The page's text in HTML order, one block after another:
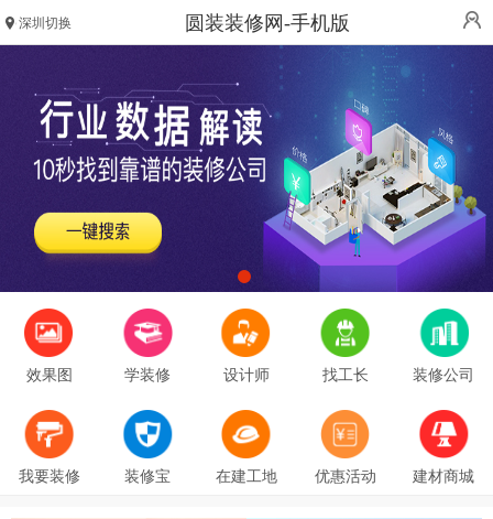
深圳切换 圆装装修网-手机版
效果图 学装修 设计师 找工长 装修公司
我要装修 装修宝 在建工地 优惠活动 建材商城